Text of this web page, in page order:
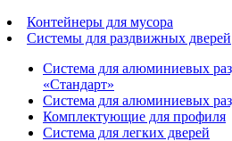
Контейнеры для мусора
Системы для раздвижных дверей
Система для алюминиевых
«Стандарт»
Система для алюминиевых
Комплектующие для профиля
Система для легких дверей